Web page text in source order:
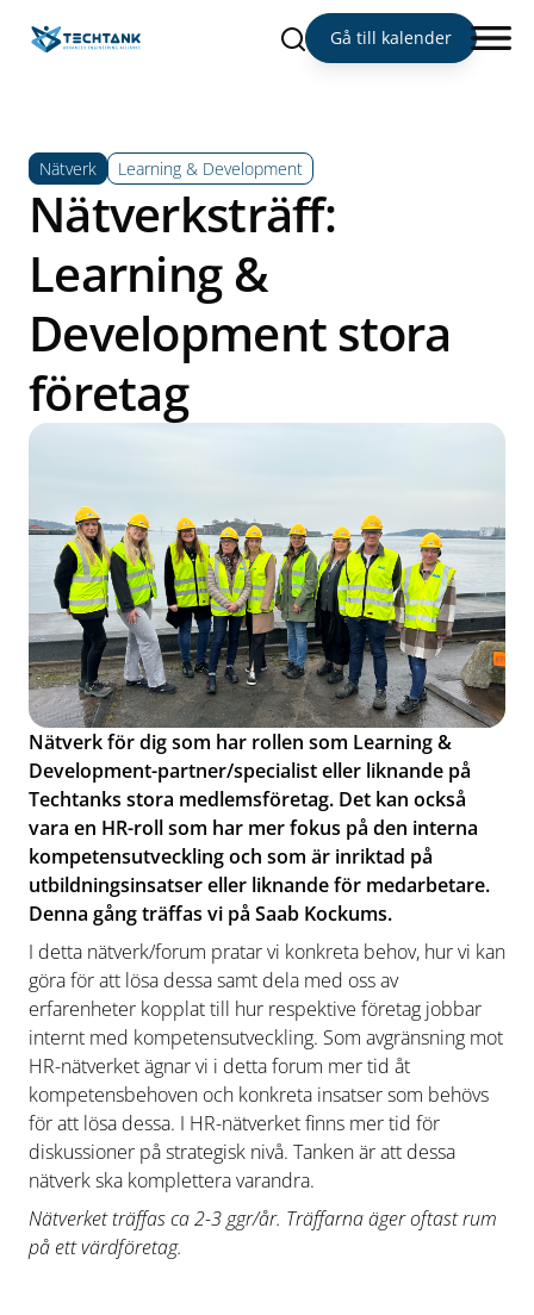
Sök Gå till kalender
Nätverk Learning & Development
Nätverksträff:
Learning &
Development stora
företag
Nätverk för dig som har rollen som Learning &
Development-partner/specialist eller liknande på
Techtanks stora medlemsföretag. Det kan också
vara en HR-roll som har mer fokus på den interna
kompetensutveckling och som är inriktad på
utbildningsinsatser eller liknande för medarbetare.
Denna gång träffas vi på Saab Kockums.
I detta nätverk/forum pratar vi konkreta behov, hur vi kan
göra för att lösa dessa samt dela med oss av
erfarenheter kopplat till hur respektive företag jobbar
internt med kompetensutveckling. Som avgränsning mot
HR-nätverket ägnar vi i detta forum mer tid åt
kompetensbehoven och konkreta insatser som behövs
för att lösa dessa. I HR-nätverket finns mer tid för
diskussioner på strategisk nivå. Tanken är att dessa
nätverk ska komplettera varandra.
Nätverket träffas ca 2-3 ggr/år. Träffarna äger oftast rum
på ett värdföretag.